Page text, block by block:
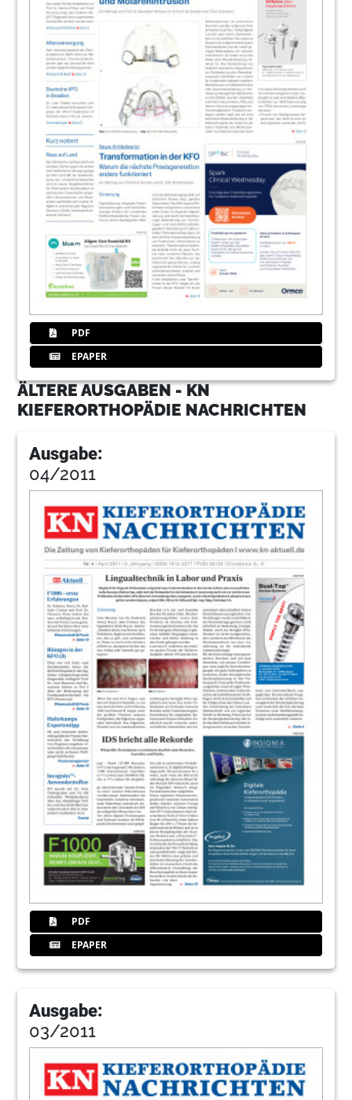
PDF
EPAPER
ÄLTERE AUSGABEN - KN
KIEFERORTHOPÄDIE NACHRICHTEN
Ausgabe:
04/2011
PDF
EPAPER
Ausgabe:
03/2011